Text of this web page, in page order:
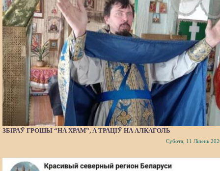
ЗБІРАЎ ГРОШЫ “НА ХРАМ”, А ТРАЦІЎ НА АЛКАГОЛЬ
Субота, 11 Ліпень